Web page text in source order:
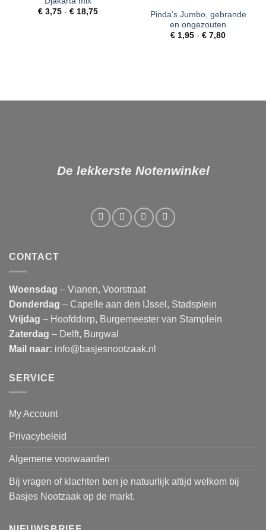
Toevoegen
aan
€ 3,75 - € 18,75Prijsklasse:
verlanglijst
Pinda’s Jumbo, gebrande
en ongezouten
€ 1,95 - € 7,80
De lekkerste Notenwinkel
CONTACT
Woensdag – Vianen, Voorstraat
Donderdag – Capelle aan den IJssel, Stadsplein
Vrijdag – Hoofddorp, Burgemeester van Stamplein
Zaterdag – Delft, Burgwal
Mail naar: info@basjesnootzaak.nl
SERVICE
My Account
Privacybeleid
Algemene voorwaarden
Bij vragen of klachten ben je natuurlijk altijd welkom bij
Basjes Nootzaak op de markt.